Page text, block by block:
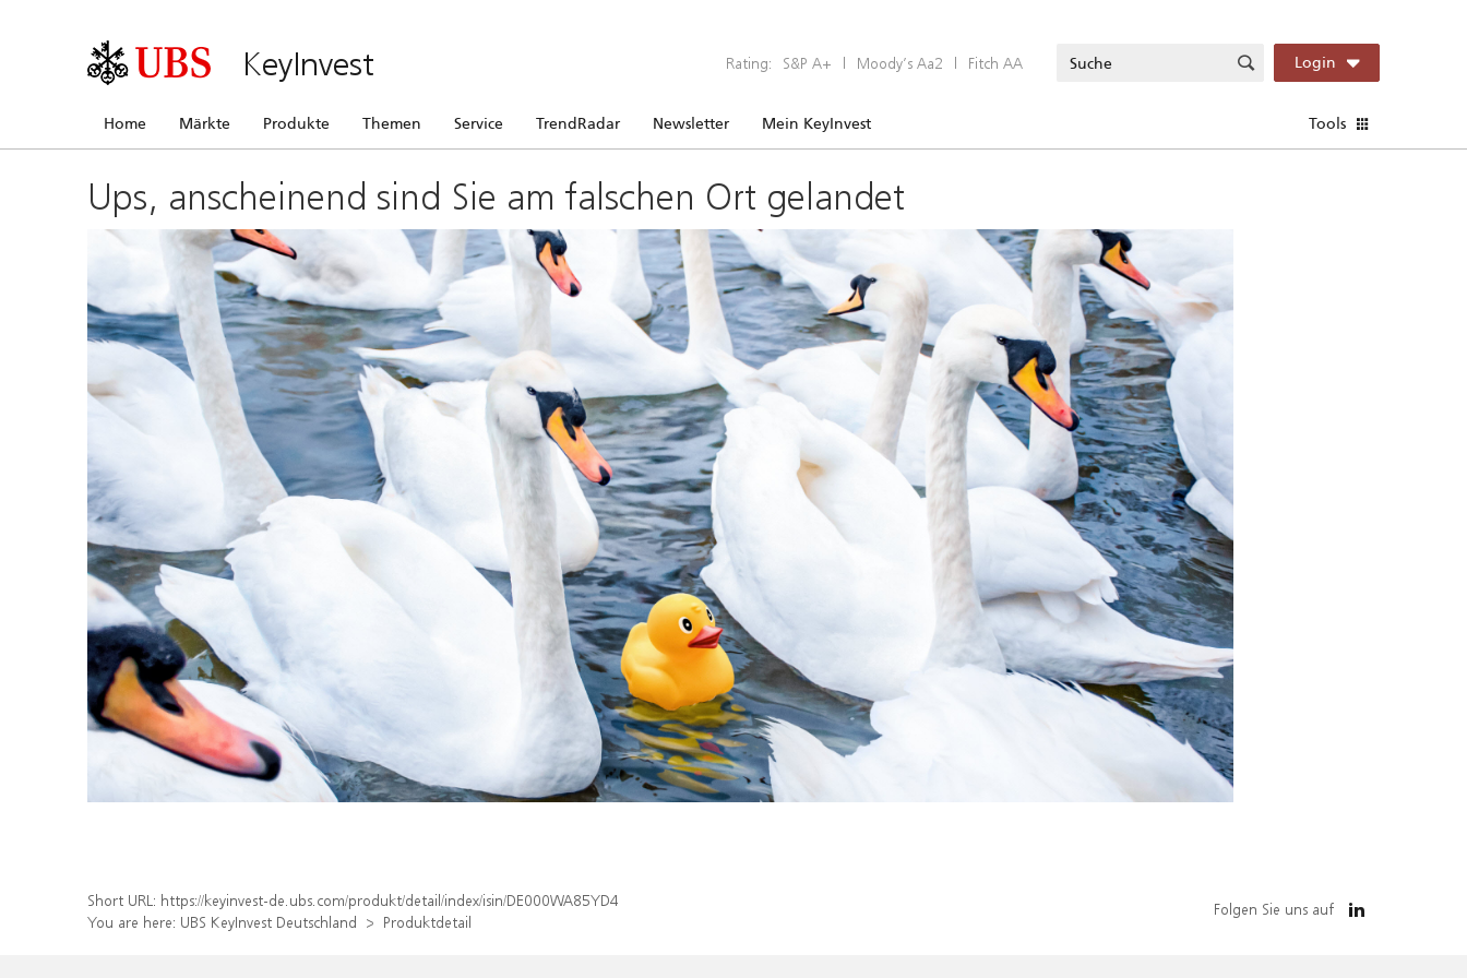
KeyInvest Rating: S&P A+ | Moody’s Aa2 | Fitch AA Login
Home Märkte Produkte Themen Service TrendRadar Newsletter Mein KeyInvest Tools
Ups, anscheinend sind Sie am falschen Ort gelandet
Short URL: https://keyinvest-de.ubs.com/produkt/detail/index/isin/DE000WA85YD4
You are here: UBS KeyInvest Deutschland Produktdetail
Folgen Sie uns auf